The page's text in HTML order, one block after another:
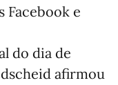
Facebook e
do dia de
afirmou